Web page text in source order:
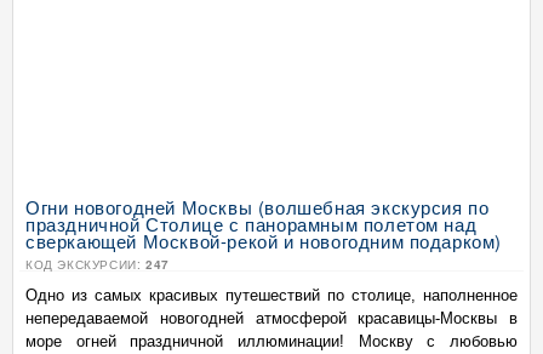
Огни новогодней Москвы (волшебная экскурсия по
праздничной Столице с панорамным полетом над
сверкающей Москвой-рекой и новогодним подарком)
КОД ЭКСКУРСИИ: 247
Одно из самых красивых путешествий по столице, наполненное
непередаваемой новогодней атмосферой красавицы-Москвы в
море огней праздничной иллюминации! Москву с любовью